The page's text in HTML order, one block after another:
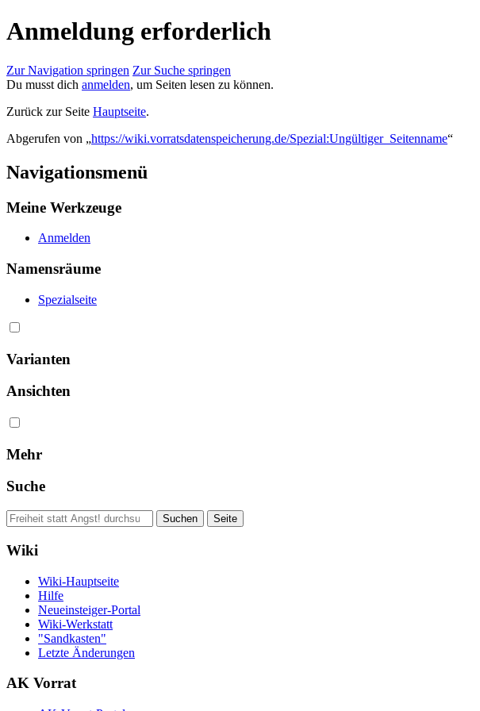
Anmeldung erforderlich
Zur Navigation springen Zur Suche springen
Du musst dich anmelden, um Seiten lesen zu können.
Zurück zur Seite Hauptseite.
Abgerufen von „https://wiki.vorratsdatenspeicherung.de/Spezial:Ungültiger_Seitenname“
Navigationsmenü
Meine Werkzeuge
Anmelden
Namensräume
Spezialseite
Varianten
Ansichten
Mehr
Suche
Wiki
Wiki-Hauptseite
Hilfe
Neueinsteiger-Portal
Wiki-Werkstatt
"Sandkasten"
Letzte Änderungen
AK Vorrat